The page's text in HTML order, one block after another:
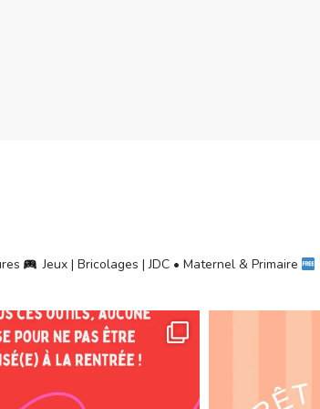
Jeux | Bricolages | JDC • Maternel & Primaire